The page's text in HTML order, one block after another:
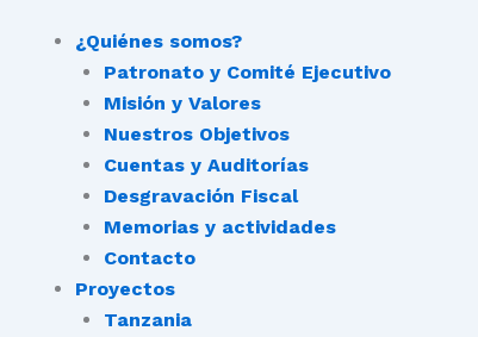
¿Quiénes somos?
Patronato y Comité Ejecutivo
Misión y Valores
Nuestros Objetivos
Cuentas y Auditorías
Desgravación Fiscal
Memorias y actividades
Contacto
Proyectos
Tanzania